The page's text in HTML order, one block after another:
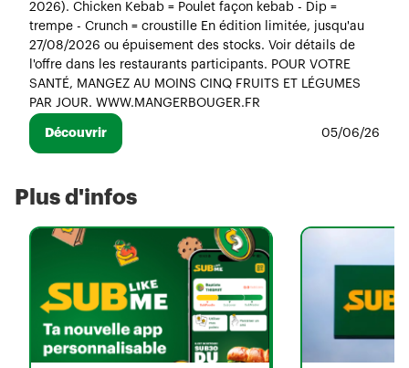
2026). Chicken Kebab = Poulet façon kebab - Dip =
trempe - Crunch = croustille En édition limitée, jusqu'au
27/08/2026 ou épuisement des stocks. Voir détails de
l'offre dans les restaurants participants. POUR VOTRE
SANTÉ, MANGEZ AU MOINS CINQ FRUITS ET LÉGUMES
PAR JOUR. WWW.MANGERBOUGER.FR
Découvrir 05/06/26
Plus d'infos